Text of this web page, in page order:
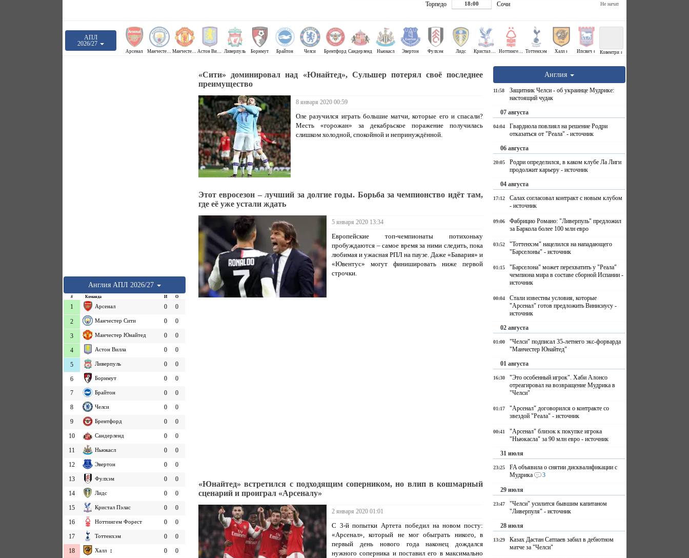
Торпедо 18:00 Сочи Не начат
АПЛ
2026/27
Арсенал Манчестер Сити Манчестер Юнайтед Астон Вилла Ливерпуль Борнмут Брайтон Челси Брентфорд Сандерленд Ньюкасл Эвертон Фулхэм Лидс Кристал Пэлас Ноттингем Форест Тоттенхэм Халл ↕ Ипсвич ↕ Ковентри ↕
Англия АПЛ 2026/27
# Команда И О
1 Арсенал 0 0
2 Манчестер Сити 0 0
3 Манчестер Юнайтед 0 0
4 Астон Вилла 0 0
5 Ливерпуль 0 0
6 Борнмут 0
0
7
Брайтон 0
0
8
Челси 0
0
9
Брентфорд 0
0
10
Сандерленд 0
0
11
Ньюкасл 0
0
12
Эвертон 0
0
13
Фулхэм 0
0
14
Лидс 0
0
15
Кристал Пэлас 0
0
16
Ноттингем Форест 0
0
17
Тоттенхэм 0
0
18
Халл ↕ 0 0
«Сити» доминировал над «Юнайтед», Сульшер потерял своё последнее
преимущество
8 января 2020 00:59
Оле разучился играть большие матчи, которые его и спасали?
Месть «горожан» за декабрьское поражение получилась
слишком холодной, спокойной и непринуждённой.
Этот евросезон – лучший за долгие годы. Борьба за чемпионство идёт там,
где её уже устали ждать
5 января 2020 13:34
Европейские топ-чемпионаты потихоньку
пробуждаются – самое время за ними следить, пока
любимая и ужасная РПЛ на паузе. Даже «Бавария» и
«Ювентус» могут финишировать ниже первой
строчки.
«Юнайтед» встретился с подходящим соперником, но влип в кошмарный
сценарий и проиграл «Арсеналу»
2 января 2020 01:01
С 3-й попытки Артета победил на новом посту:
«Арсенал», который не мог обыграть никого, в
первый день нового года наконец дождался
нужного соперника и поставил его в максимально
Англия
11:58
Защитник Челси - об украинце Мудрике:
настоящий чудак
07 августа
04:04
Гвардиола повлиял на решение Родри
отказаться от "Реала" - источник
06 августа
20:05
Родри определился, в каком клубе Ла Лиги
продолжит карьеру - источник
04 августа
17:12
Салах согласовал контракт с новым клубом
- источник
09:06
Фабрицио Романо: "Ливерпуль" предложил
за Баркола более 100 млн евро
03:52
"Тоттенхэм" нацелился на нападающего
"Барселоны" - источник
01:15
"Барселона" может перехватить у "Реала"
чемпиона мира в составе сборной Испании -
источник
00:04
Стали известны условия, которые
"Арсенал" готов предложить Винисиусу -
источник
02 августа
01:00
"Челси" подписал 35-летнего экс-форварда
"Манчестер Юнайтед"
01 августа
16:30
"Это особенный игрок". Хаби Алонсо
отреагировал на возвращение Мудрика в
"Челси"
01:17
"Арсенал" договорился о контракте со
звездой "Реала" - источник
00:41
"Арсенал" близок к покупке игрока
"Ньюкасла" за 90 млн евро - источник
31 июля
23:25
FA объявила о снятии дисквалификации с
Мудрика
3
29 июля
23:47
"Челси" усилится бывшим капитаном
"Ливерпуля" - источник
28 июля
13:29
Казах Дастан Сатпаев забил в дебютном
матче за "Челси"